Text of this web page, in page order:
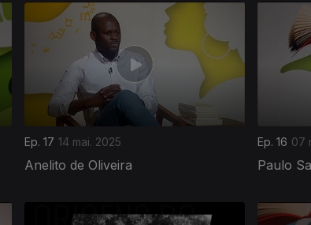
Ep. 17 14 mai. 2025
Anelito de Oliveira
Ep. 16 07
Paulo